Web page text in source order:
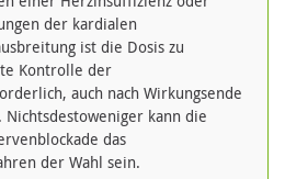
der kardialen
ist die Dosis zu
Kontrolle der
auch nach Wirkungsende
Nichtsdestoweniger kann die
das
der Wahl sein.